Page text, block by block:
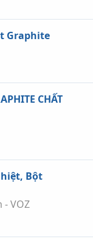
Graphite
CHẤT
Bột
- VOZ